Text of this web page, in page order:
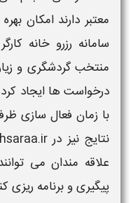
معتبر دارند امکان
سامانه رزرو خانه کارگر whsaraa.ir
منتخب گردشگری و
درخواست ها ایجاد
با زمان فعال سازی
نتایج نیز درwhsaraa.ir
علاقه مندان می
پیگیری و برنامه ریزی